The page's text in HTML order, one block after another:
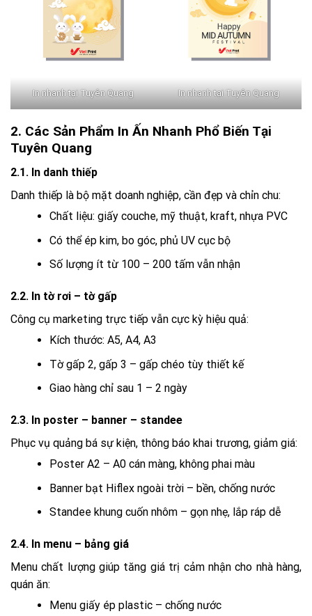
In nhanh tại Tuyên Quang In nhanh tại Tuyên Quang
2. Các Sản Phẩm In Ấn Nhanh Phổ Biến Tại
Tuyên Quang
2.1. In danh thiếp
Danh thiếp là bộ mặt doanh nghiệp, cần đẹp và chỉn chu:
Chất liệu: giấy couche, mỹ thuật, kraft, nhựa PVC
Có thể ép kim, bo góc, phủ UV cục bộ
Số lượng ít từ 100 – 200 tấm vẫn nhận
2.2. In tờ rơi – tờ gấp
Công cụ marketing trực tiếp vẫn cực kỳ hiệu quả:
Kích thước: A5, A4, A3
Tờ gấp 2, gấp 3 – gấp chéo tùy thiết kế
Giao hàng chỉ sau 1 – 2 ngày
2.3. In poster – banner – standee
Phục vụ quảng bá sự kiện, thông báo khai trương, giảm giá:
Poster A2 – A0 cán màng, không phai màu
Banner bạt Hiflex ngoài trời – bền, chống nước
Standee khung cuốn nhôm – gọn nhẹ, lắp ráp dễ
2.4. In menu – bảng giá
Menu chất lượng giúp tăng giá trị cảm nhận cho nhà hàng,
quán ăn:
Menu giấy ép plastic – chống nước